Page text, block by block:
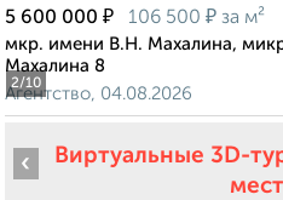
2/10
5 600 000 ₽ 106 500 ₽ за м²
мкр. имени В.Н. Махалина,
Махалина 8
Агентство, 04.08.2026
Виртуальные 3D-
‹